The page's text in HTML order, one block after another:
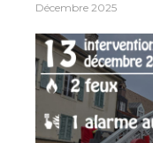
Décembre 2025